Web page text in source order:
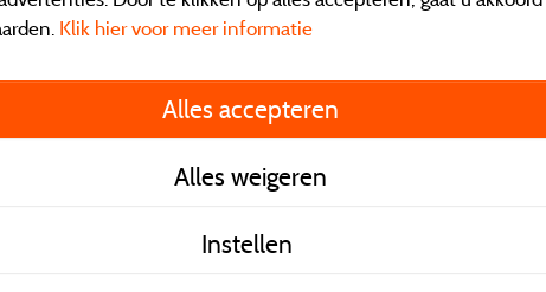
Klik hier voor meer informatie
Alles accepteren
Alles weigeren
Instellen